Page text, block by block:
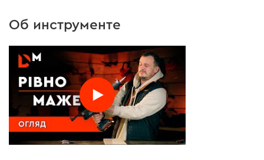
Об инструменте